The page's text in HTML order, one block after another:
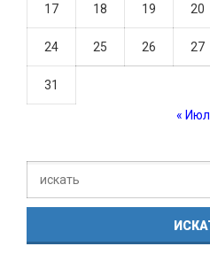
17 18 19 20
24 25 26 27
31
« Июл